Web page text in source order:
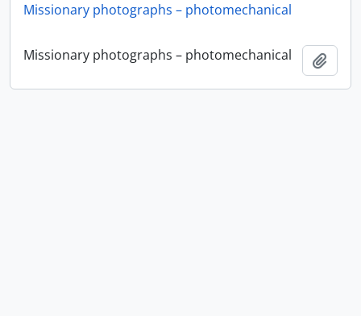
Missionary photographs – photomechanical
Missionary photographs – photomechanical